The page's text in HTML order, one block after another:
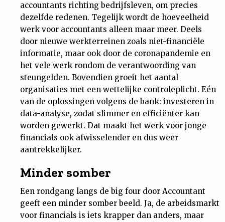
accountants richting bedrijfsleven, om precies
dezelfde redenen. Tegelijk wordt de hoeveelheid
werk voor accountants alleen maar meer. Deels
door nieuwe werkterreinen zoals niet-financiële
informatie, maar ook door de coronapandemie en
het vele werk rondom de verantwoording van
steungelden. Bovendien groeit het aantal
organisaties met een wettelijke controleplicht. Eén
van de oplossingen volgens de bank: investeren in
data-analyse, zodat slimmer en efficiënter kan
worden gewerkt. Dat maakt het werk voor jonge
financials ook afwisselender en dus weer
aantrekkelijker.
Minder somber
Een rondgang langs de big four door Accountant
geeft een minder somber beeld. Ja, de arbeidsmarkt
voor financials is iets krapper dan anders, maar